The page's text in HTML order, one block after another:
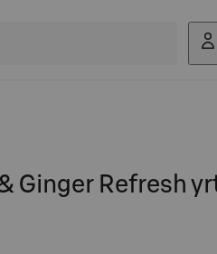
Ginger Refresh